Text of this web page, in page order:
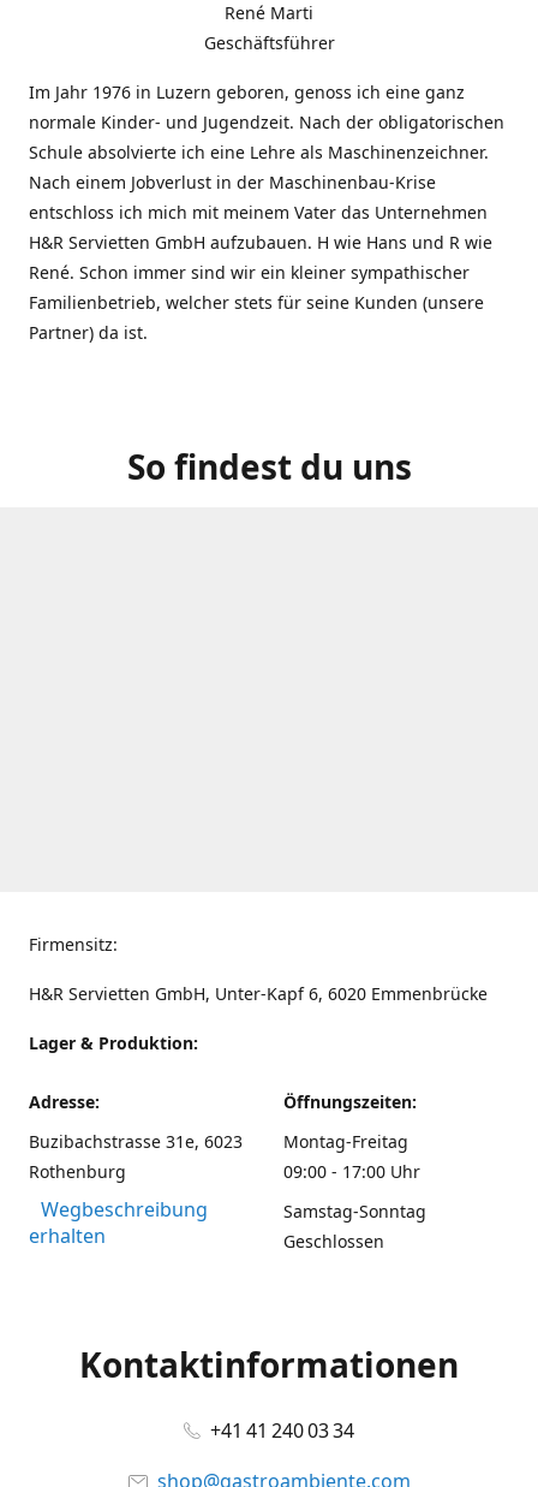
René Marti
Geschäftsführer
Im Jahr 1976 in Luzern geboren, genoss ich eine ganz
normale Kinder- und Jugendzeit. Nach der obligatorischen
Schule absolvierte ich eine Lehre als Maschinenzeichner.
Nach einem Jobverlust in der Maschinenbau-Krise
entschloss ich mich mit meinem Vater das Unternehmen
H&R Servietten GmbH aufzubauen. H wie Hans und R wie
René. Schon immer sind wir ein kleiner sympathischer
Familienbetrieb, welcher stets für seine Kunden (unsere
Partner) da ist.
So findest du uns
Firmensitz:
H&R Servietten GmbH, Unter-Kapf 6, 6020 Emmenbrücke
Lager & Produktion:
Adresse:
Buzibachstrasse 31e, 6023
Rothenburg
Wegbeschreibung
erhalten
Öffnungszeiten:
Montag-Freitag
09:00 - 17:00 Uhr
Samstag-Sonntag
Geschlossen
Kontaktinformationen
+41 41 240 03 34
shop@gastroambiente.com